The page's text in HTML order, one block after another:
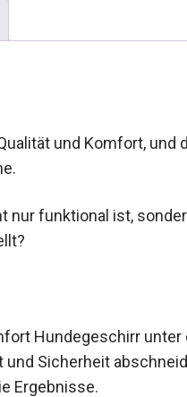
und Komfort, und
nur funktional ist,
Hundegeschirr unter
Sicherheit
Ergebnisse.